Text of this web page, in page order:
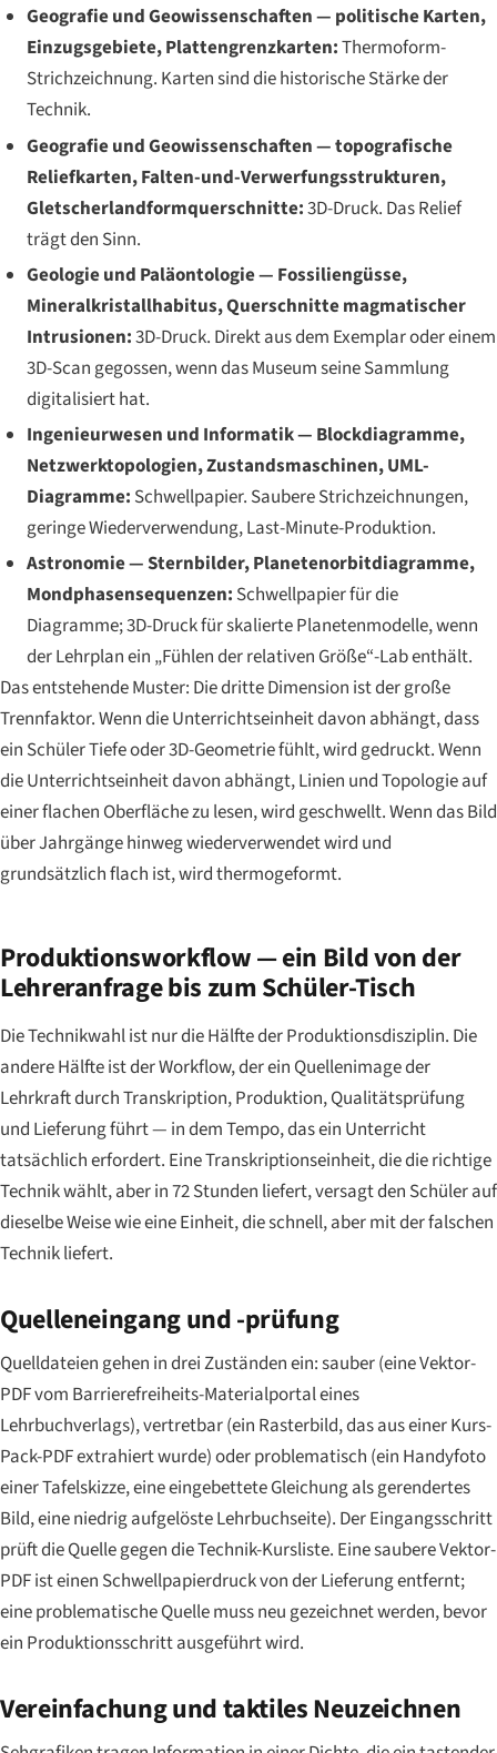
Geografie und Geowissenschaften — politische Karten,
Einzugsgebiete, Plattengrenzkarten:Thermoform-
Strichzeichnung. Karten sind die historische Stärke der
Technik.
Geografie und Geowissenschaften — topografische
Reliefkarten, Falten-und-Verwerfungsstrukturen,
Gletscherlandformquerschnitte:3D-Druck. Das Relief
trägt den Sinn.
Geologie und Paläontologie — Fossiliengüsse,
Mineralkristallhabitus, Querschnitte magmatischer
Intrusionen:3D-Druck. Direkt aus dem Exemplar oder einem
3D-Scan gegossen, wenn das Museum seine Sammlung
digitalisiert hat.
Ingenieurwesen und Informatik — Blockdiagramme,
Netzwerktopologien, Zustandsmaschinen, UML-
Diagramme: Schwellpapier. Saubere Strichzeichnungen,
geringe Wiederverwendung, Last-Minute-Produktion.
Astronomie — Sternbilder, Planetenorbitdiagramme,
Mondphasensequenzen: Schwellpapier für die
Diagramme; 3D-Druck für skalierte Planetenmodelle, wenn
der Lehrplan ein „Fühlen der relativen Größe“-Lab enthält.
Das entstehende Muster: Die dritte Dimension ist der große
Trennfaktor. Wenn die Unterrichtseinheit davon abhängt, dass
ein Schüler Tiefe oder 3D-Geometrie fühlt, wird gedruckt. Wenn
die Unterrichtseinheit davon abhängt, Linien und Topologie auf
einer flachen Oberfläche zu lesen, wird geschwellt. Wenn das Bild
über Jahrgänge hinweg wiederverwendet wird und
grundsätzlich flach ist, wird thermogeformt.
Produktionsworkflow — ein Bild von der
Lehreranfrage bis zum Schüler-Tisch
Die Technikwahl ist nur die Hälfte der Produktionsdisziplin. Die
andere Hälfte ist der Workflow, der ein Quellenimage der
Lehrkraft durch Transkription, Produktion, Qualitätsprüfung
und Lieferung führt — in dem Tempo, das ein Unterricht
tatsächlich erfordert. Eine Transkriptionseinheit, die die richtige
Technik wählt, aber in 72 Stunden liefert, versagt den Schüler auf
dieselbe Weise wie eine Einheit, die schnell, aber mit der falschen
Technik liefert.
Quelleneingang und -prüfung
Quelldateien gehen in drei Zuständen ein: sauber (eine Vektor-
PDF vom Barrierefreiheits-Materialportal eines
Lehrbuchverlags), vertretbar (ein Rasterbild, das aus einer Kurs-
Pack-PDF extrahiert wurde) oder problematisch (ein Handyfoto
einer Tafelskizze, eine eingebettete Gleichung als gerendertes
Bild, eine niedrig aufgelöste Lehrbuchseite). Der Eingangsschritt
prüft die Quelle gegen die Technik-Kursliste. Eine saubere Vektor-
PDF ist einen Schwellpapierdruck von der Lieferung entfernt;
eine problematische Quelle muss neu gezeichnet werden, bevor
ein Produktionsschritt ausgeführt wird.
Vereinfachung und taktiles Neuzeichnen